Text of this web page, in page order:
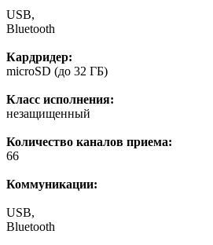
USB,
Bluetooth
Кардридер:
microSD (до 32 ГБ)
Класс исполнения:
незащищенный
Количество каналов приема:
66
Коммуникации:
USB,
Bluetooth